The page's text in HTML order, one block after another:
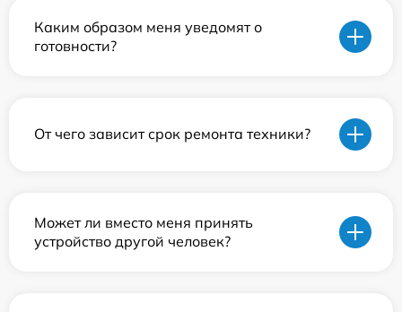
Каким образом меня уведомят о
готовности?
От чего зависит срок ремонта техники?
Может ли вместо меня принять
устройство другой человек?